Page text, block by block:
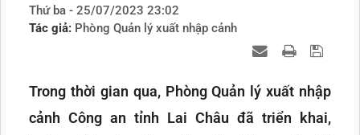
Thứ ba - 25/07/2023 23:02
Tác giả: Phòng Quản lý xuất nhập cảnh
Trong thời gian qua, Phòng Quản lý xuất nhập
cảnh Công an tỉnh Lai Châu đã triển khai,